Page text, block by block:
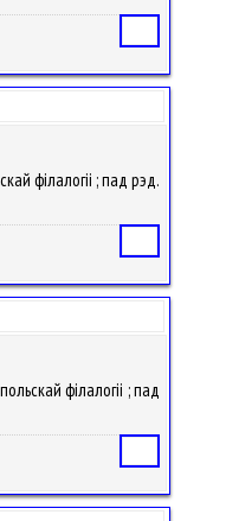
філалогіі ; пад рэд.
філалогіі ; пад